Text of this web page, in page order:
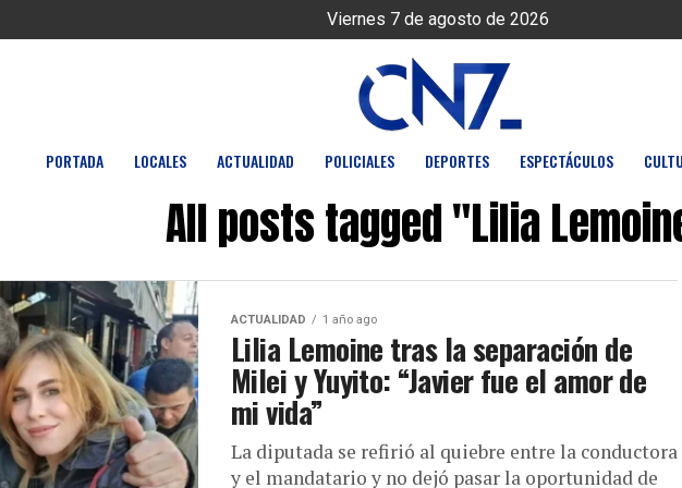
Viernes 7 de agosto de 2026
PORTADA LOCALES ACTUALIDAD POLICIALES DEPORTES ESPECTÁCULOS
All posts tagged "Lilia
ACTUALIDAD 1 año ago
Lilia Lemoine tras la separación de
Milei y Yuyito: “Javier fue el amor de
mi vida”
La diputada se refirió al quiebre entre la conductora
y el mandatario y no dejó pasar la oportunidad de